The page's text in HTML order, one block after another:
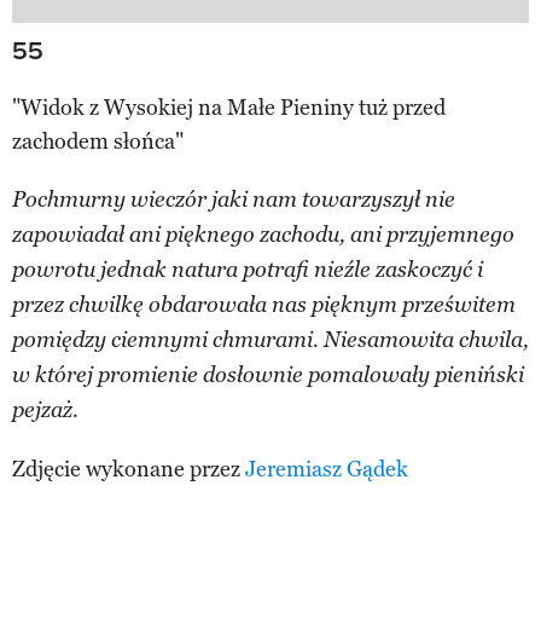
55
"Widok z Wysokiej na Małe Pieniny tuż przed
zachodem słońca"
Pochmurny wieczór jaki nam towarzyszył nie
zapowiadał ani pięknego zachodu, ani przyjemnego
powrotu jednak natura potrafi nieźle zaskoczyć i
przez chwilkę obdarowała nas pięknym prześwitem
pomiędzy ciemnymi chmurami. Niesamowita chwila,
w której promienie dosłownie pomalowały pieniński
pejzaż.
Zdjęcie wykonane przezJeremiasz Gądek